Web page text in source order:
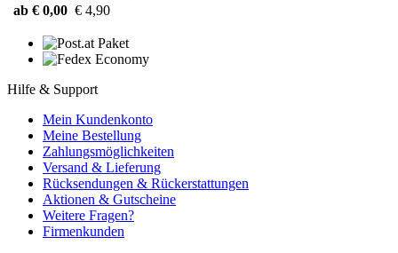
ab € 0,00 € 4,90
Hilfe & Support
Mein Kundenkonto
Meine Bestellung
Zahlungsmöglichkeiten
Versand & Lieferung
Rücksendungen & Rückerstattungen
Aktionen & Gutscheine
Weitere Fragen?
Firmenkunden